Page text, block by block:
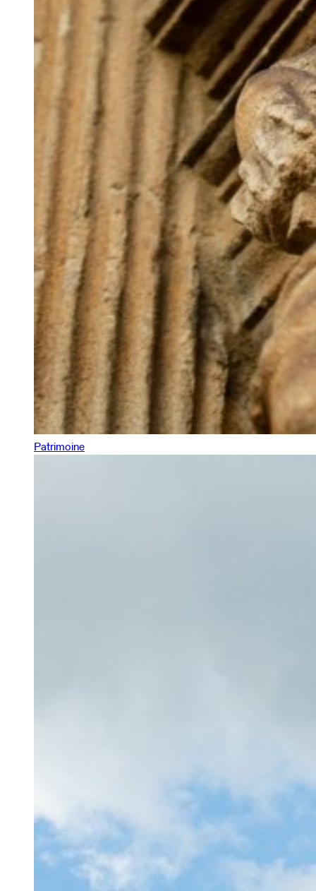
Patrimoine